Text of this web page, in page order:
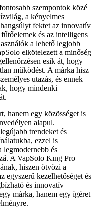
szempontok közé
a kényelmes
fektet az innovatív
és az intelligens
a lehető legjobb
elkötelezett a minőség
esik át, hogy
működést. A márka hisz
utazás, és ennek
hogy mindenki
hanem egy közösséget is
alapul.
trendeket és
ezzel is
legmodernebb és
A VapSolo King Pro
hiszen ötvözi a
egyszerű kezelhetőséget és
és innovatív
márka, hanem egy ígéret